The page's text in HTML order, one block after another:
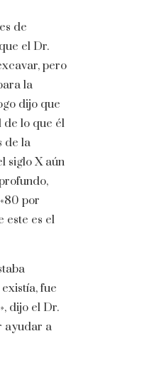
de
el Dr.
pero
la
dijo que
de lo que él
de la
siglo X aún
por
este es el
fue
dijo el Dr.
ayudar a